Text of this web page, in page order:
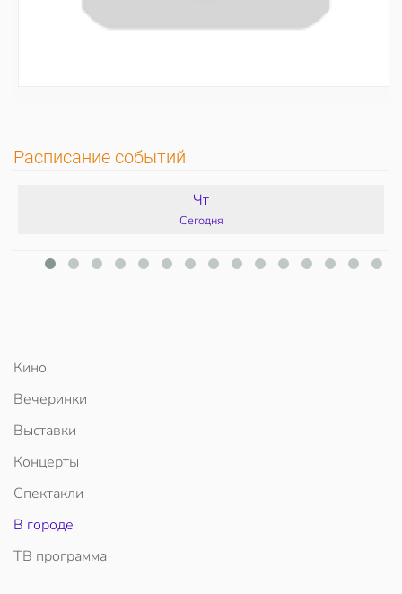
Расписание событий
Чт
Сегодня
Кино
Вечеринки
Выставки
Концерты
Спектакли
В городе
ТВ программа